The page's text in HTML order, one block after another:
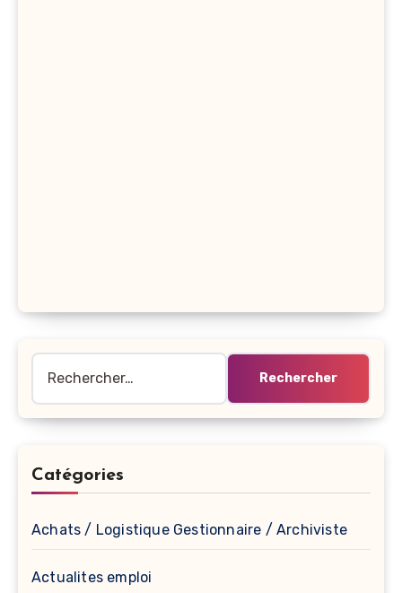
Catégories
Achats / Logistique Gestionnaire / Archiviste
Actualites emploi